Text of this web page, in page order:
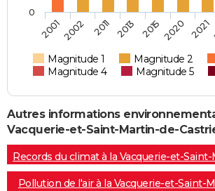
Magnitude 1 Magnitude 2
Magnitude 4
Magnitude 5
20012002 2011 2013 2015 2020 2021
0
Autres informations
Vacquerie-et-Saint-Martin-de-
Records du climat à la Vacquerie-et-
Pollution de l'air à la Vacquerie-et-Saint-